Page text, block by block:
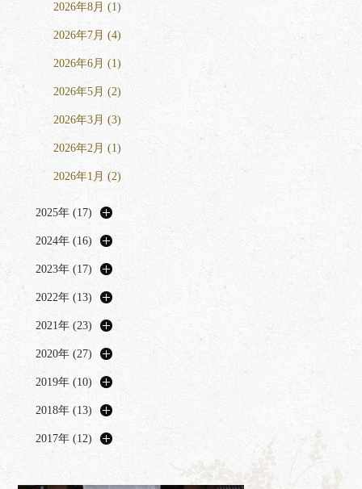
2026年8月 (1)
2026年7月 (4)
2026年6月 (1)
2026年5月 (2)
2026年3月 (3)
2026年2月 (1)
2026年1月 (2)
2025年 (17)
2024年 (16)
2023年 (17)
2022年 (13)
2021年 (23)
2020年 (27)
2019年 (10)
2018年 (13)
2017年 (12)